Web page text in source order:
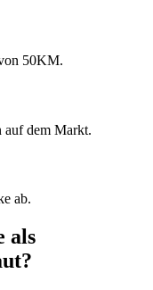
50KM.
auf dem Markt.
ab.
als